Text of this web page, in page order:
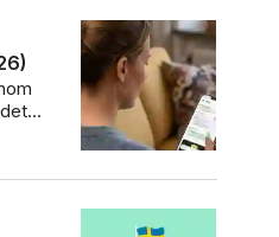
som